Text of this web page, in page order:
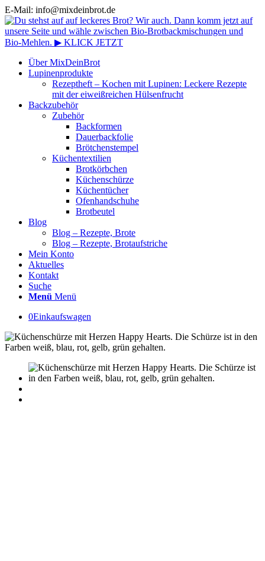
E-Mail: info@mixdeinbrot.de
Über MixDeinBrot
Lupinenprodukte
Rezeptheft – Kochen mit Lupinen: Leckere Rezepte
mit der eiweißreichen Hülsenfrucht
Backzubehör
Zubehör
Backformen
Dauerbackfolie
Brötchenstempel
Küchentextilien
Brotkörbchen
Küchenschürze
Küchentücher
Ofenhandschuhe
Brotbeutel
Blog
Blog – Rezepte, Brote
Blog – Rezepte, Brotaufstriche
Mein Konto
Aktuelles
Kontakt
Suche
Menü Menü
0Einkaufswagen